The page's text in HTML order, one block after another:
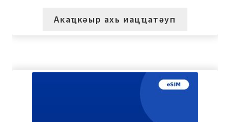
Акаҵкәыр ахь иацҵатәуп